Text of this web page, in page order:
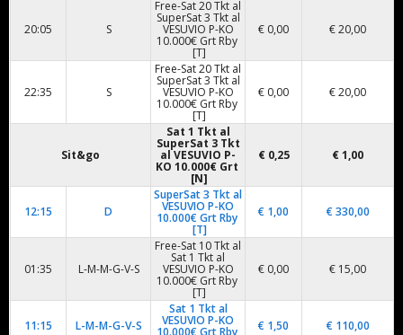
20:05 S
Free-Sat 20 Tkt al
SuperSat 3 Tkt al
VESUVIO P-KO
10.000€ Grt Rby
[T]
€ 0,00 € 20,00
22:35 S
Free-Sat 20 Tkt al
SuperSat 3 Tkt al
VESUVIO P-KO
10.000€ Grt Rby
[T]
€ 0,00 € 20,00
Sit&go
Sat 1 Tkt al
SuperSat 3 Tkt
alVESUVIO P-
KO 10.000€Grt
[N]
€ 0,25 € 1,00
12:15 D
SuperSat 3 Tkt al
VESUVIO P-KO
10.000€ Grt Rby
[T]
€ 1,00 € 330,00
01:35 L-M-M-G-V-S
Free-Sat 10 Tkt al
Sat 1 Tkt al
VESUVIO P-KO
10.000€ Grt Rby
[T]
€ 0,00 € 15,00
11:15 L-M-M-G-V-S
Sat 1 Tkt al
VESUVIO P-KO € 1,50 € 110,00